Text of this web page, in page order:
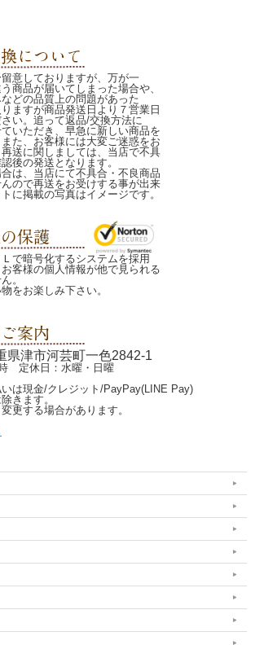
意しておりますが、万が一
商品が届いてしまった場合や、
どの品質上の問題があった
ますが商品発送日より７営業日
い。追って返品/交換方法に
いただき、早急に新しい商品を
た、お客様には大変ご迷惑をお
送に関しましては、当店で不具
後の発送となります。
は、当店にて不具合・不良商品
ので再送をお受けする事が出来
に掲載の写真はイメージです。
で暗号化するシステムを採用
客様の個人情報が他で見られる
。
をお楽しみ下さい。
県津市河芸町一色2842-1
定休日：水曜・日曜
は現金/クレジット/PayPay(LINE Pay)
きます。
する場合があります。